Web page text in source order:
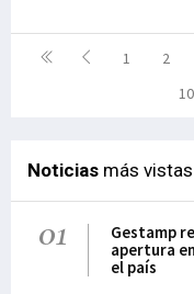
1 2
10
Noticias más vistas
01
Gestamp
apertura
el país